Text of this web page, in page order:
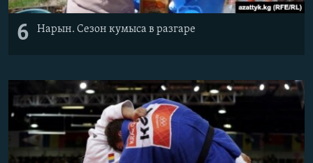
6 Нарын. Сезон кумыса в разгаре